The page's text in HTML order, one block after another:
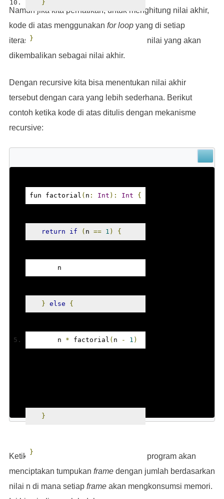
}
}
Namun jika kita perhatikan, untuk menghitung nilai akhir,
kode di atas menggunakan for loopyang di setiap
iterasinya terdapat proses perhitungan nilai yang akan
dikembalikan sebagai nilai akhir.
Dengan recursive kita bisa menentukan nilai akhir
tersebut dengan cara yang lebih sederhana. Berikut
contoh ketika kode di atas ditulis dengan mekanisme
recursive:
fun factorial ( n : Int ): Int {
return if ( n == 1 ) {
n
} else {
n * factorial ( n - 1 )
}
}
Ketika kita menjalankan fungsi di atas, program akan
menciptakan tumpukan framedengan jumlah berdasarkan
nilai n di mana setiap frameakan mengkonsumsi memori.